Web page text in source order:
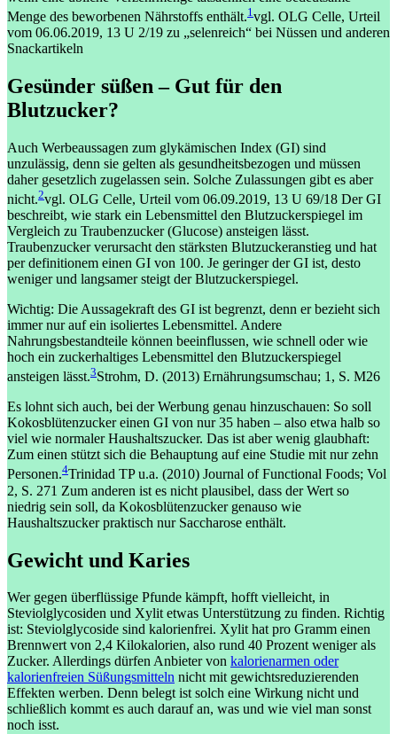
Menge des beworbenen Nährstoffs enthält.1 vgl. OLG Celle, Urteil
vom 06.06.2019, 13 U 2/19 zu „selenreich“ bei Nüssen und anderen
Snackartikeln
Gesünder süßen – Gut für den
Blutzucker?
Auch Werbeaussagen zum glykämischen Index (GI) sind
unzulässig, denn sie gelten als gesundheitsbezogen und müssen
daher gesetzlich zugelassen sein. Solche Zulassungen gibt es aber
nicht.2vgl. OLG Celle, Urteil vom 06.09.2019, 13 U 69/18 Der GI
beschreibt, wie stark ein Lebensmittel den Blutzuckerspiegel im
Vergleich zu Traubenzucker (Glucose) ansteigen lässt.
Traubenzucker verursacht den stärksten Blutzuckeranstieg und hat
per definitionem einen GI von 100. Je geringer der GI ist, desto
weniger und langsamer steigt der Blutzuckerspiegel.
Wichtig: Die Aussagekraft des GI ist begrenzt, denn er bezieht sich
immer nur auf ein isoliertes Lebensmittel. Andere
Nahrungsbestandteile können beeinflussen, wie schnell oder wie
hoch ein zuckerhaltiges Lebensmittel den Blutzuckerspiegel
ansteigen lässt.3Strohm, D. (2013) Ernährungsumschau; 1, S. M26
Es lohnt sich auch, bei der Werbung genau hinzuschauen: So soll
Kokosblütenzucker einen GI von nur 35 haben – also etwa halb so
viel wie normaler Haushaltszucker. Das ist aber wenig glaubhaft:
Zum einen stützt sich die Behauptung auf eine Studie mit nur zehn
Personen.4Trinidad TP u.a. (2010) Journal of Functional Foods; Vol
2, S. 271 Zum anderen ist es nicht plausibel, dass der Wert so
niedrig sein soll, da Kokosblütenzucker genauso wie
Haushaltszucker praktisch nur Saccharose enthält.
Gewicht und Karies
Wer gegen überflüssige Pfunde kämpft, hofft vielleicht, in
Steviolglycosiden und Xylit etwas Unterstützung zu finden. Richtig
ist: Steviolglycoside sind kalorienfrei. Xylit hat pro Gramm einen
Brennwert von 2,4 Kilokalorien, also rund 40 Prozent weniger als
Zucker. Allerdings dürfen Anbieter von kalorienarmen oder
kalorienfreien Süßungsmitteln nicht mit gewichtsreduzierenden
Effekten werben. Denn belegt ist solch eine Wirkung nicht und
schließlich kommt es auch darauf an, was und wie viel man sonst
noch isst.